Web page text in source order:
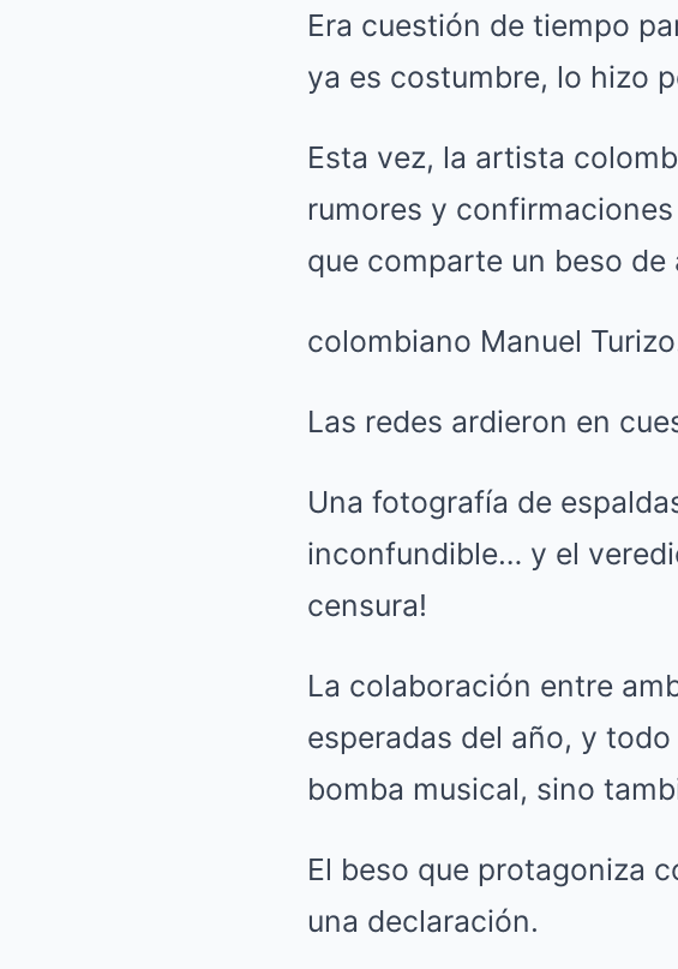
Era cuestión de tiempo
ya es costumbre, lo hizo
Esta vez, la artista
rumores y
que comparte un beso
colombiano Manuel
Las redes ardieron en
Una fotografía de
inconfundible… y el
censura!
La colaboración entre
esperadas del año, y
bomba musical, sino
El beso que protagoniza
una declaración.